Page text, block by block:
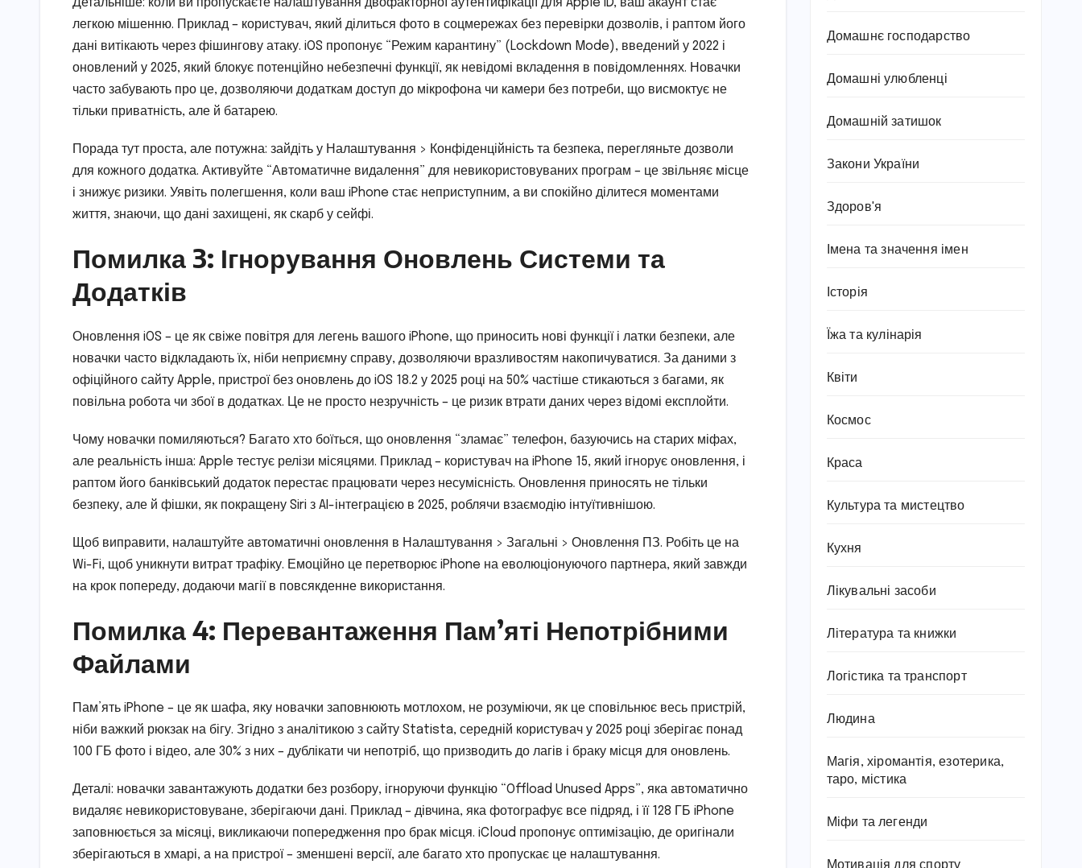
Детальніше: коли ви пропускаєте налаштування двофакторної аутентифікації для Apple ID, ваш акаунт стає
легкою мішенню. Приклад – користувач, який ділиться фото в соцмережах без перевірки дозволів, і раптом його
дані витікають через фішингову атаку. iOS пропонує “Режим карантину” (Lockdown Mode), введений у 2022 і
оновлений у 2025, який блокує потенційно небезпечні функції, як невідомі вкладення в повідомленнях. Новачки
часто забувають про це, дозволяючи додаткам доступ до мікрофона чи камери без потреби, що висмоктує не
тільки приватність, але й батарею.
Порада тут проста, але потужна: зайдіть у Налаштування > Конфіденційність та безпека, перегляньте дозволи
для кожного додатка. Активуйте “Автоматичне видалення” для невикористовуваних програм – це звільняє місце
і знижує ризики. Уявіть полегшення, коли ваш iPhone стає неприступним, а ви спокійно ділитеся моментами
життя, знаючи, що дані захищені, як скарб у сейфі.
Помилка 3: Ігнорування Оновлень Системи та
Додатків
Оновлення iOS – це як свіже повітря для легень вашого iPhone, що приносить нові функції і латки безпеки, але
новачки часто відкладають їх, ніби неприємну справу, дозволяючи вразливостям накопичуватися. За даними з
офіційного сайту Apple, пристрої без оновлень до iOS 18.2 у 2025 році на 50% частіше стикаються з багами, як
повільна робота чи збої в додатках. Це не просто незручність – це ризик втрати даних через відомі експлойти.
Чому новачки помиляються? Багато хто боїться, що оновлення “зламає” телефон, базуючись на старих міфах,
але реальність інша: Apple тестує релізи місяцями. Приклад – користувач на iPhone 15, який ігнорує оновлення, і
раптом його банківський додаток перестає працювати через несумісність. Оновлення приносять не тільки
безпеку, але й фішки, як покращену Siri з AI-інтеграцією в 2025, роблячи взаємодію інтуїтивнішою.
Щоб виправити, налаштуйте автоматичні оновлення в Налаштування > Загальні > Оновлення ПЗ. Робіть це на
Wi-Fi, щоб уникнути витрат трафіку. Емоційно це перетворює iPhone на еволюціонуючого партнера, який завжди
на крок попереду, додаючи магії в повсякденне використання.
Помилка 4: Перевантаження Пам’яті Непотрібними
Файлами
Пам’ять iPhone – це як шафа, яку новачки заповнюють мотлохом, не розуміючи, як це сповільнює весь пристрій,
ніби важкий рюкзак на бігу. Згідно з аналітикою з сайту Statista, середній користувач у 2025 році зберігає понад
100 ГБ фото і відео, але 30% з них – дублікати чи непотріб, що призводить до лагів і браку місця для оновлень.
Деталі: новачки завантажують додатки без розбору, ігноруючи функцію “Offload Unused Apps”, яка автоматично
видаляє невикористовуване, зберігаючи дані. Приклад – дівчина, яка фотографує все підряд, і її 128 ГБ iPhone
заповнюється за місяці, викликаючи попередження про брак місця. iCloud пропонує оптимізацію, де оригінали
зберігаються в хмарі, а на пристрої – зменшені версії, але багато хто пропускає це налаштування.
Домашнє господарство
Домашні улюбленці
Домашній затишок
Закони України
Здоров'я
Імена та значення імен
Історія
Їжа та кулінарія
Квіти
Космос
Краса
Культура та мистецтво
Кухня
Лікувальні засоби
Література та книжки
Логістика та транспорт
Людина
Магія, хіромантія, езотерика,
таро, містика
Міфи та легенди
Мотивація для спорту